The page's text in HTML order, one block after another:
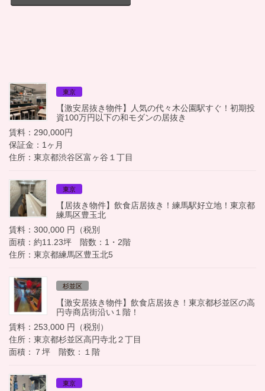
東京
【激安居抜き物件】人気の代々木公園駅すぐ！初期投
資100万円以下の和モダンの居抜き
賃料：290,000円
保証金：1ヶ月
住所：東京都渋谷区富ヶ谷１丁目
東京
【居抜き物件】飲食店居抜き！練馬駅好立地！東京都
練馬区豊玉北
賃料：300,000 円（税別
面積：約11.23坪 階数：1・2階
住所：東京都練馬区豊玉北5
杉並区
【激安居抜き物件】飲食店居抜き！東京都杉並区の高
円寺商店街沿い１階！
賃料：253,000 円（税別）
住所：東京都杉並区高円寺北２丁目
面積：７坪 階数：１階
東京